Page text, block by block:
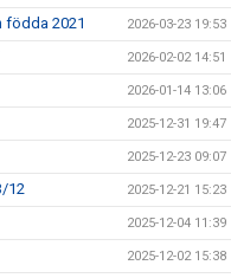
2021 2026-03-23 19:53
2026-02-02 14:51
2026-01-14 13:06
2025-12-31 19:47
2025-12-23 09:07
12 2025-12-21 15:23
2025-12-04 11:39
2025-12-02 15:38